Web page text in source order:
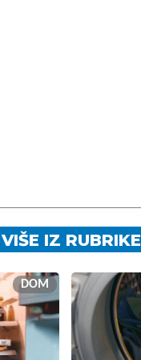
VIŠE IZ RUBRIKE
DOM